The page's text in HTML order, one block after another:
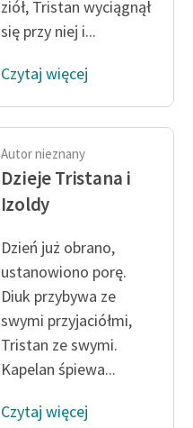
ziół, Tristan wyciągnął
się przy niej i...
Czytaj więcej
Autor nieznany
Dzieje Tristana i
Izoldy
Dzień już obrano,
ustanowiono porę.
Diuk przybywa ze
swymi przyjaciółmi,
Tristan ze swymi.
Kapelan śpiewa...
Czytaj więcej